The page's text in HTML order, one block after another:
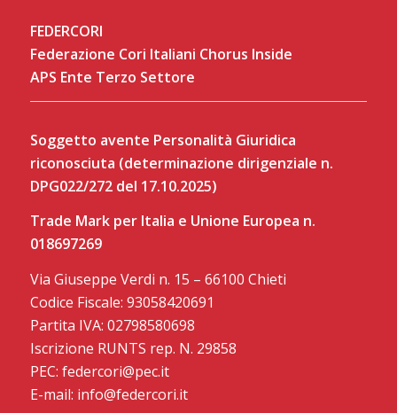
FEDERCORI
Federazione Cori Italiani Chorus Inside
APS Ente Terzo Settore
Soggetto avente Personalità Giuridica
riconosciuta (determinazione dirigenziale n.
DPG022/272 del 17.10.2025)
Trade Mark per Italia e Unione Europea n.
018697269
Via Giuseppe Verdi n. 15 – 66100 Chieti
Codice Fiscale: 93058420691
Partita IVA: 02798580698
Iscrizione RUNTS rep. N. 29858
PEC: federcori@pec.it
E-mail: info@federcori.it